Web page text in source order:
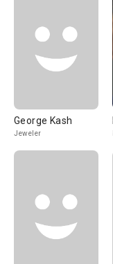
George Kash
Jeweler